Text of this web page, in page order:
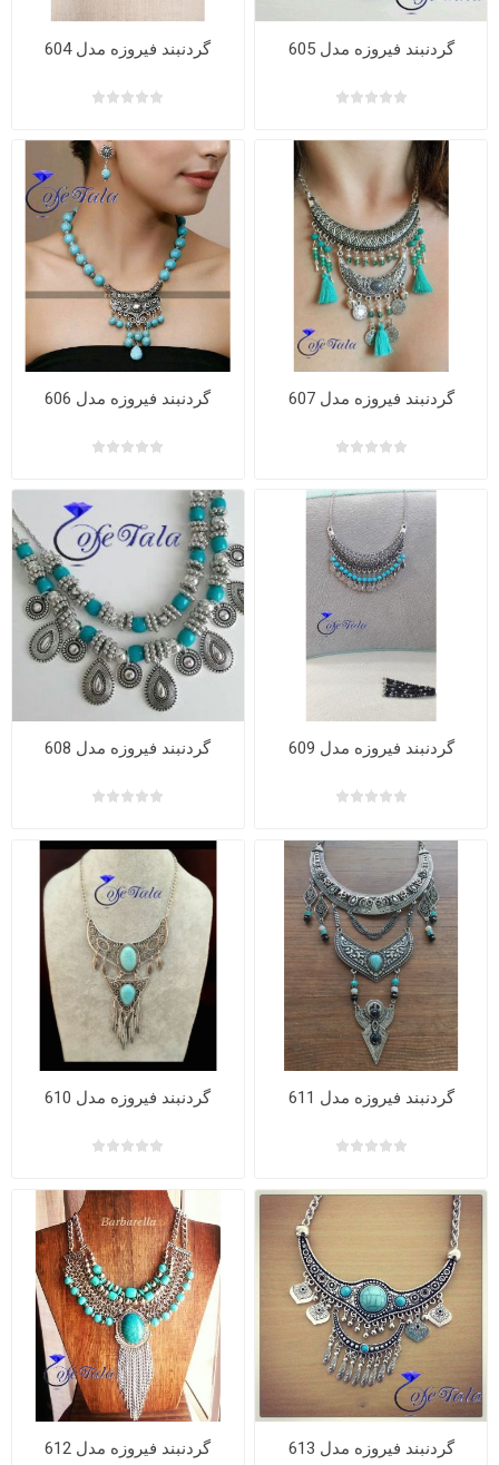
گردنبند فیروزه مدل 604 گردنبند فیروزه مدل 605
گردنبند فیروزه مدل 606 گردنبند فیروزه مدل 607
گردنبند فیروزه مدل 608 گردنبند فیروزه مدل 609
گردنبند فیروزه مدل 610 گردنبند فیروزه مدل 611
گردنبند فیروزه مدل 612 گردنبند فیروزه مدل 613